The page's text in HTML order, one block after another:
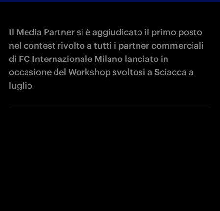
Il Media Partner si è aggiudicato il primo posto
nel contest rivolto a tutti i partner commerciali
di FC Internazionale Milano lanciato in
occasione del Workshop svoltosi a Sciacca a
luglio